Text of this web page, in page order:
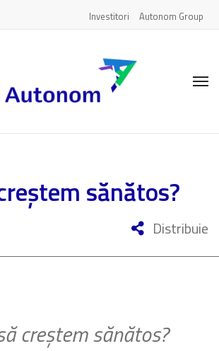
Investitori Autonom Group
sănătos?
Distribuie
creștem sănătos?